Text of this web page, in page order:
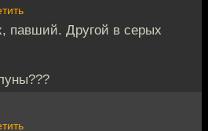
павший. Другой в серых